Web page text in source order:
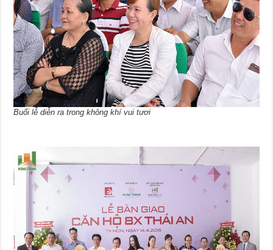
Buổi lễ diễn ra trong không khí vui tươi